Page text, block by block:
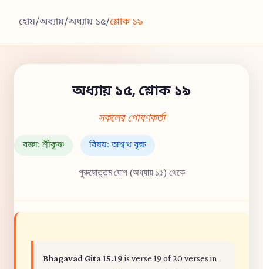
হোম/অধ্যায়/অধ্যায় ১৫/শ্লোক ১৯
অধ্যায় ১৫, শ্লোক ১৯
সকলের পোষণকর্তা
বক্তা: শ্রীকৃষ্ণ বিষয়: অশ্বত্থ বৃক্ষ
পুরুষোত্তম যোগ (অধ্যায় ১৫) থেকে
Bhagavad Gita 15.19 is verse 19 of 20 verses in